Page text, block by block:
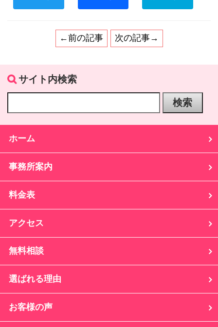
Twitter Facebook
←前の記事 次の記事→
サイト内検索
ホーム
事務所案内
料金表
アクセス
無料相談
選ばれる理由
お客様の声